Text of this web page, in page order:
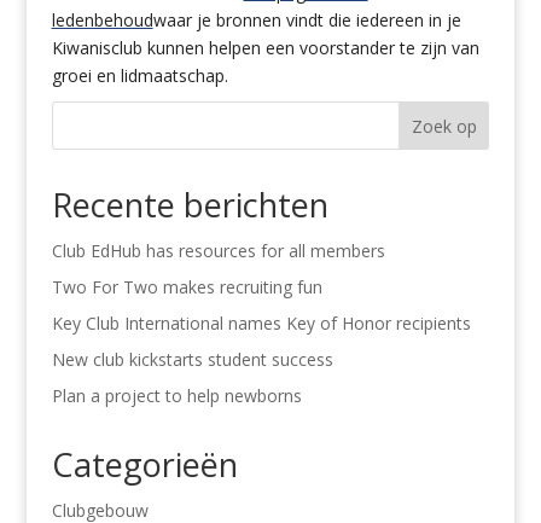
ledenbehoudwaar je bronnen vindt die iedereen in je
Kiwanisclub kunnen helpen een voorstander te zijn van
groei en lidmaatschap.
Zoek op
Recente berichten
Club EdHub has resources for all members
Two For Two makes recruiting fun
Key Club International names Key of Honor recipients
New club kickstarts student success
Plan a project to help newborns
Categorieën
Clubgebouw